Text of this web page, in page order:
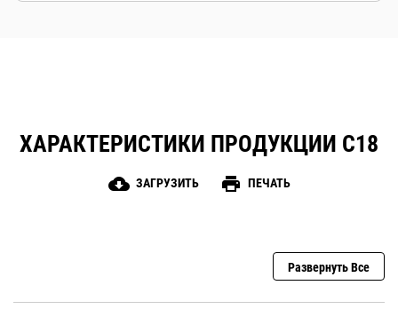
ХАРАКТЕРИСТИКИ ПРОДУКЦИИ C18
cloud_download ЗАГРУЗИТЬ print ПЕЧАТЬ
Развернуть Все